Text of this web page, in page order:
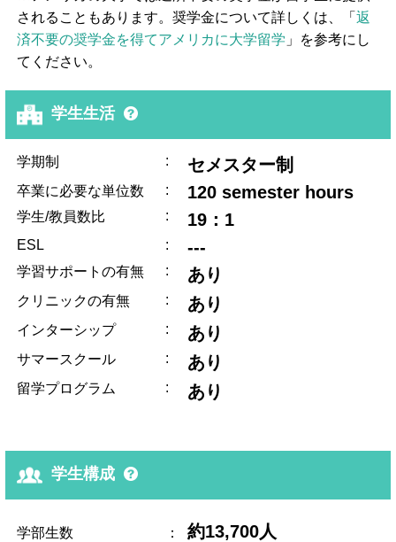
されることもあります。奨学金について詳しくは、「返
済不要の奨学金を得てアメリカに大学留学 」を参考にし
てください。
学生生活
学期制 : セメスター制
卒業に必要な単位数 : 120 semester hours
学生/教員数比 : 19：1
ESL : ---
学習サポートの有無 : あり
クリニックの有無 : あり
インターシップ : あり
サマースクール : あり
留学プログラム : あり
学生構成
学部生数 ： 約13,700人